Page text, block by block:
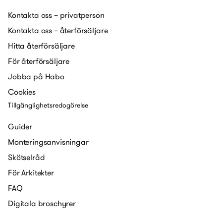
Kontakta oss – privatperson
Kontakta oss – återförsäljare
Hitta återförsäljare
För återförsäljare
Jobba på Habo
Cookies
Tillgänglighetsredogörelse
Guider
Monteringsanvisningar
Skötselråd
För Arkitekter
FAQ
Digitala broschyrer